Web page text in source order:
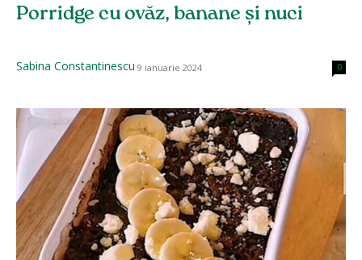
Porridge cu ovăz, banane și nuci
Sabina Constantinescu 9 ianuarie 2024 0